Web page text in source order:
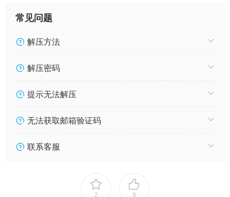
常见问题
解压方法
解压密码
提示无法解压
无法获取邮箱验证码
联系客服
2 9